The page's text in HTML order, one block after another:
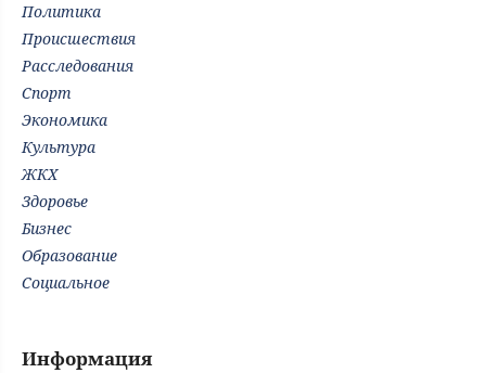
Политика
Происшествия
Расследования
Спорт
Экономика
Культура
ЖКХ
Здоровье
Бизнес
Образование
Социальное
Информация